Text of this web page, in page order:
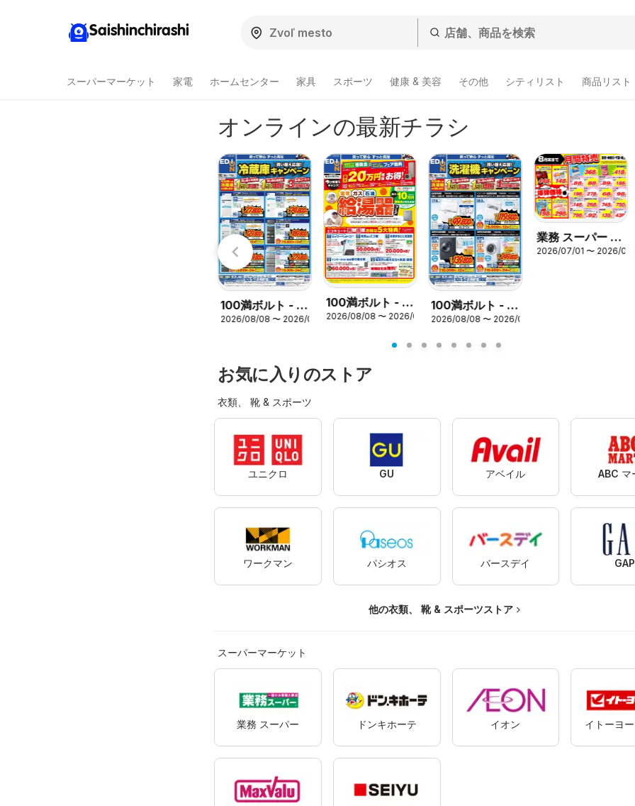
Saishinchirashi
スーパーマーケット 家電 ホームセンター 家具 スポーツ 健康 & 美容 その他 シティリスト 商品リスト
オンラインの最新チラシ
2026/08/08 〜 2026/08/16
100満ボルト - 冷
蔵庫キャンペー
2026/08/08 〜 2026/08/16
100満ボルト - 給
湯器フェア
2026/08/08 〜 2026/08/31
100満ボルト - 洗
濯機キャンペー
2026/08/08 〜 2026/08/16
業務 スーパー 南
関東
2026/07/01 〜 2026/
お気に入りのストア
衣類、 靴 & スポーツ
ユニクロ GU アベイル ABC マ
ワークマン パシオス バースデイ GAP
他の衣類、 靴 & スポーツストア
スーパーマーケット
業務 スーパー ドンキホーテ イオン イトーヨ